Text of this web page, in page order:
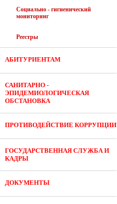
Социально - гигиенический
мониторинг
Реестры
АБИТУРИЕНТАМ
САНИТАРНО -
ЭПИДЕМИОЛОГИЧЕСКАЯ
ОБСТАНОВКА
ПРОТИВОДЕЙСТВИЕ КОРРУПЦИИ
ГОСУДАРСТВЕННАЯ СЛУЖБА И
КАДРЫ
ДОКУМЕНТЫ